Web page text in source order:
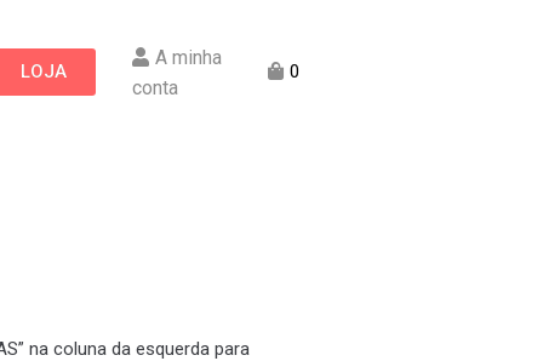
LOJA
A minha
conta
0
na coluna da esquerda para